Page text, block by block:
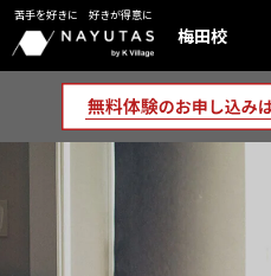
苦手を好きに 好きが得意に
梅田校